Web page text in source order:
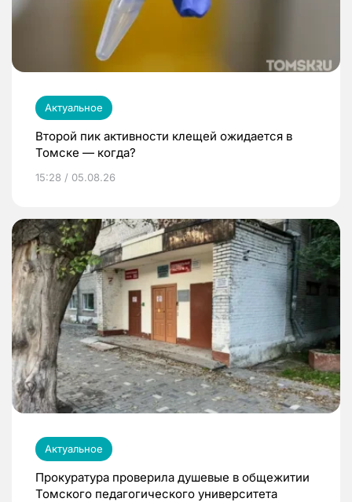
Актуальное
Второй пик активности клещей ожидается в
Томске — когда?
15:28 / 05.08.26
Актуальное
Прокуратура проверила душевые в общежитии
Томского педагогического университета